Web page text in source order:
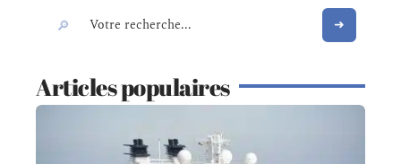
Articles populaires